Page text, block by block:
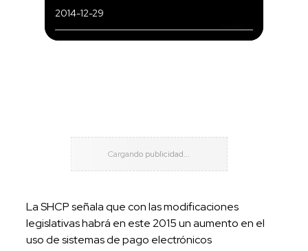
2014-12-29
La SHCP señala que con las modificaciones
legislativas habrá en este 2015 un aumento en el
uso de sistemas de pago electrónicos